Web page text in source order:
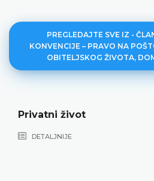
PREGLEDAJTE SVE IZ -
KONVENCIJE – PRAVO NA
OBITELJSKOG ŽIVOTA,
Privatni život
DETALJNIJE